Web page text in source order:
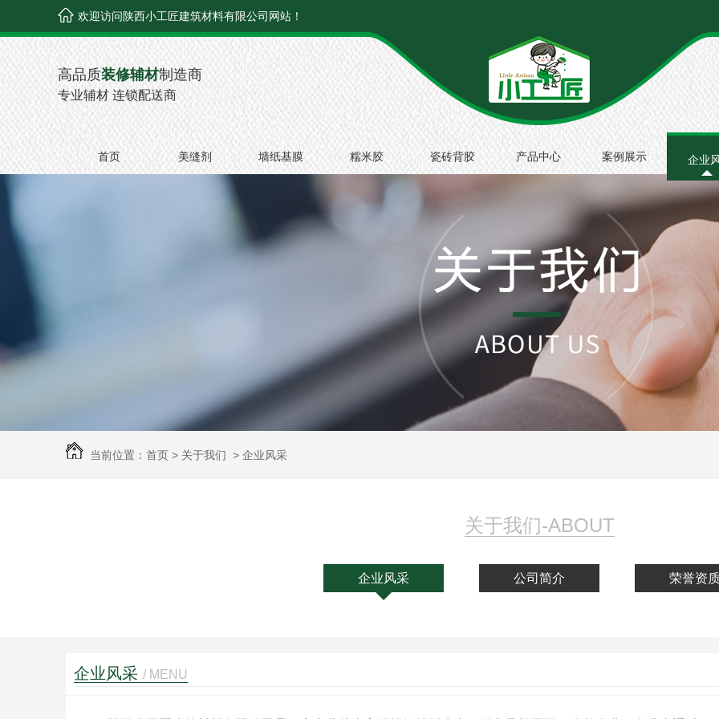
欢迎访问陕西小工匠建筑材料有限公司网站！
高品质装修辅材制造商
专业辅材 连锁配送商
首页 美缝剂 墙纸基膜 糯米胶 瓷砖背胶 产品中心 案例展示 企业
当前位置： 首页 > 关于我们 > 企业风采
关于我们-ABOUT
企业风采 公司简介 荣誉资
企业风采 / MENU